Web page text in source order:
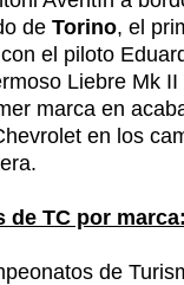
de Torino, el
el piloto
Liebre Mk II
marca en
en los
de TC por marca:
de